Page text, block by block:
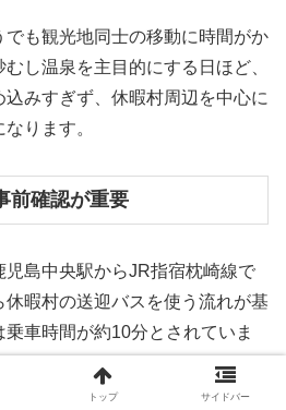
も観光地同士の移動に時間がか
し温泉を主目的にする日ほど、
みすぎず、休暇村周辺を中心に
ります。
前確認が重要
島中央駅からJR指宿枕崎線で
暇村の送迎バスを使う流れが基
車時間が約10分とされていま
トップ サイドバー